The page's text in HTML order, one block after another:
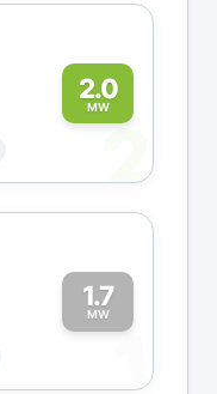
2.0
MW
2
1.7
MW
1